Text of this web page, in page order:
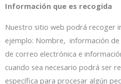
Información que es recogida
Nuestro sitio web podrá recoger
ejemplo: Nombre, información
de correo electrónica e
cuando sea necesario podrá ser
específica para procesar algún